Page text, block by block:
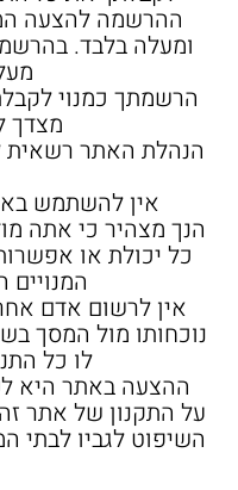
ומעלה בלבד.
מעל 18
הרשמתך כמנוי
מצדך
הנהלת האתר רשאית
אין להשתמש
הנך מצהיר כי אתה
כל יכולת או
אין לרשום אדם
נוכחותו מול המסך
לו כל
ההצעה באתר היא
על התקנון של אתר
השיפוט לגביו לבתי